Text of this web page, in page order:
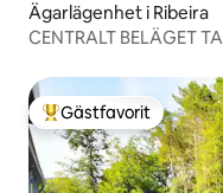
Ägarlägenhet i Ribeira
CENTRALT BELÄGET
Populär gästfavorit
Gästfavorit